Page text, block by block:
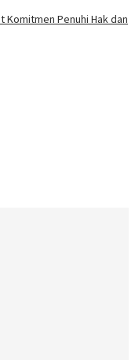
Komitmen Penuhi Hak dan